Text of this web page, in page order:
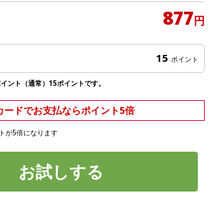
877円
15 ポイント
ント（通常）15ポイントです。
ードでお支払ならポイント5倍
が5倍になります
お試しする